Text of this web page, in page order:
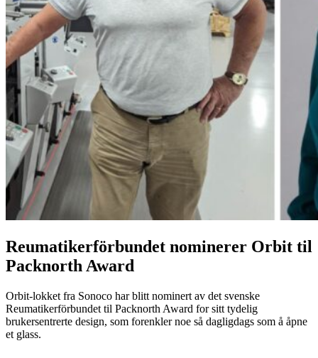
Reumatikerförbundet nominerer Orbit til
Packnorth Award
Orbit-lokket fra Sonoco har blitt nominert av det svenske
Reumatikerförbundet til Packnorth Award for sitt tydelig
brukersentrerte design, som forenkler noe så dagligdags som å åpne
et glass.